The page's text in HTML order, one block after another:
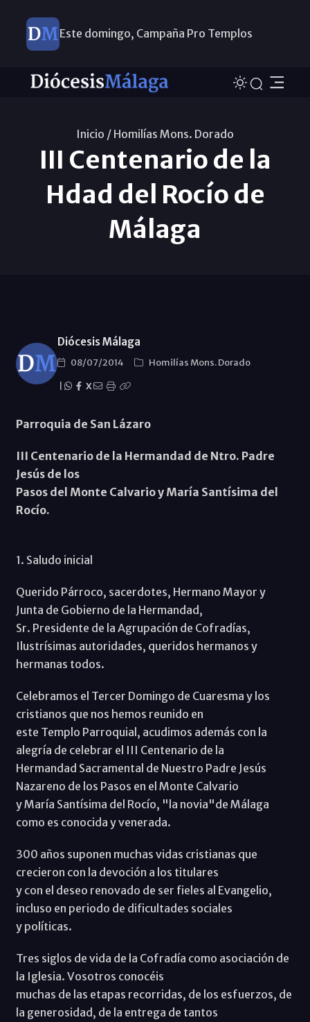
Este domingo, Campaña Pro Templos
Inicio / Homilías Mons. Dorado
III Centenario de la
Hdad del Rocío de
Málaga
Diócesis Málaga
08/07/2014
Homilías Mons. Dorado
X
Parroquia de San Lázaro
III Centenario de la Hermandad de Ntro. Padre
Jesús de los
Pasos del Monte Calvario y María Santísima del
Rocío.
1. Saludo inicial
Querido Párroco, sacerdotes, Hermano Mayor y
Junta de Gobierno de la Hermandad,
Sr. Presidente de la Agrupación de Cofradías,
Ilustrísimas autoridades, queridos hermanos y
hermanas todos.
Celebramos el Tercer Domingo de Cuaresma y los
cristianos que nos hemos reunido en
este Templo Parroquial, acudimos además con la
alegría de celebrar el III Centenario de la
Hermandad Sacramental de Nuestro Padre Jesús
Nazareno de los Pasos en el Monte Calvario
y María Santísima del Rocío, "la novia"de Málaga
como es conocida y venerada.
300 años suponen muchas vidas cristianas que
crecieron con la devoción a los titulares
y con el deseo renovado de ser fieles al Evangelio,
incluso en periodo de dificultades sociales
y políticas.
Tres siglos de vida de la Cofradía como asociación de
la Iglesia. Vosotros conocéis
muchas de las etapas recorridas, de los esfuerzos, de
la generosidad, de la entrega de tantos